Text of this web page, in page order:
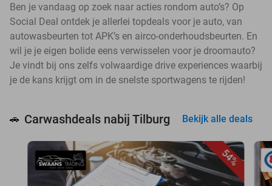
Ben je vandaag op zoek naar acties rondom auto’s? Op
Social Deal ontdek je allerlei topdeals voor je auto, van
autowasbeurten tot APK’s en airco-onderhoudsbeurten. En
wil je je eigen bolide eens verwisselen voor je droomauto?
Je vindt bij ons zelfs volwaardige drive experiences waarbij
je de kans krijgt om in de snelste sportwagens te rijden!
🚗 Carwashdeals nabij Tilburg Bekijk alle deals
54%